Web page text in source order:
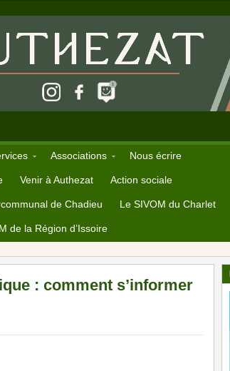
Associations Nous écrire
Venir à Authezat Action sociale
de Chadieu Le SIVOM du Charlet
de la Région d’Issoire
: comment s’informer